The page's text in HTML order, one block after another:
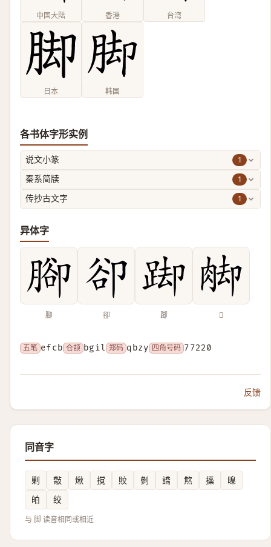
中国大陆 香港 台湾
日本 韩国
各书体字形实例
说文小篆 1
秦系简牍 1
传抄古文字 1
异体字
腳 卻 踋 𦛶
五笔 efcb 仓颉 bgil 郑码 qbzy 四角号码 77220
反馈
同音字
剿 敽 煍 撹 賋 剼 譑 燞 㩰
暞
㿟
绞
与 脚 读音相同或相近